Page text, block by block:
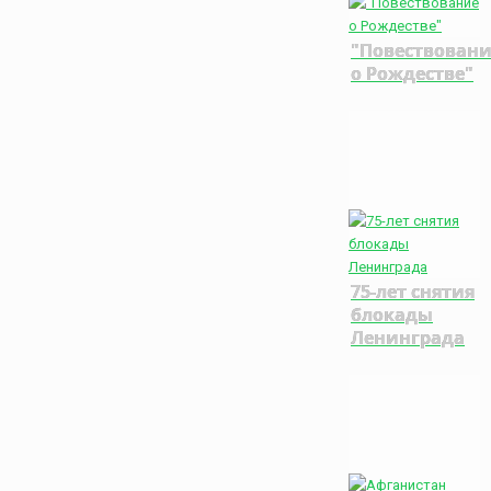
о Рождестве"
75-лет снятия
блокады
Ленинграда